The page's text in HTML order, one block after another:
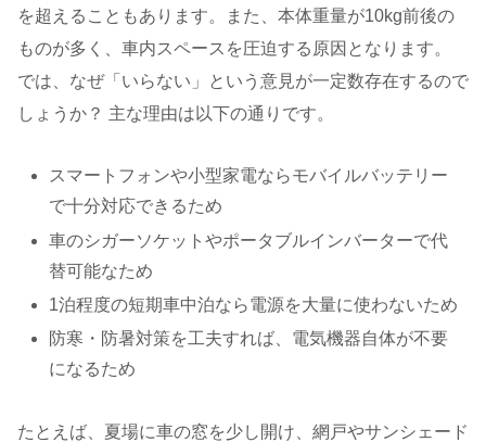
を超えることもあります。また、本体重量が10kg前後の
ものが多く、車内スペースを圧迫する原因となります。
では、なぜ「いらない」という意見が一定数存在するので
しょうか？ 主な理由は以下の通りです。
スマートフォンや小型家電ならモバイルバッテリー
で十分対応できるため
車のシガーソケットやポータブルインバーターで代
替可能なため
1泊程度の短期車中泊なら電源を大量に使わないため
防寒・防暑対策を工夫すれば、電気機器自体が不要
になるため
たとえば、夏場に車の窓を少し開け、網戸やサンシェード